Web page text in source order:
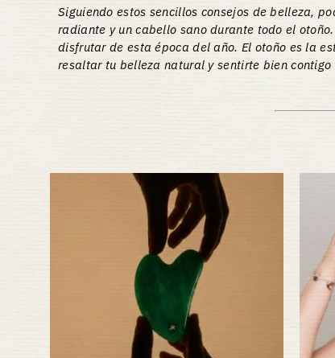
Siguiendo estos sencillos consejos de belleza,
radiante y un cabello sano durante todo el
disfrutar de esta época del año. El otoño es la
resaltar tu belleza natural y sentirte bien contigo